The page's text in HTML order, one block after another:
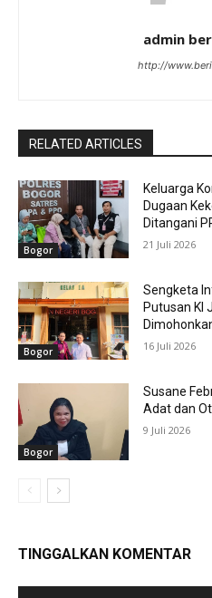
admin
http://
RELATED ARTICLES
Bogor
Keluarga
Dugaan
Ditangani
21 Juli 2026
Bogor
Sengketa
Putusan KI
16 Juli 2026
Bogor
Susane
Adat dan
9 Juli 2026
TINGGALKAN KOMENTAR